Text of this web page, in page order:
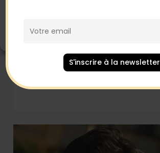
S'inscrire à la newsletter